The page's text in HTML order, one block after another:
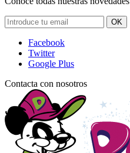
OK
Facebook
Twitter
Google Plus
Contacta con nosotros